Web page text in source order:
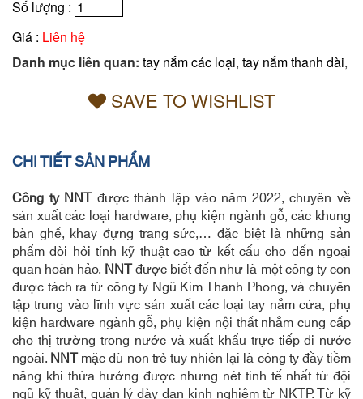
Số lượng :
Giá : Liên hệ
Danh mục liên quan: tay nắm các loại, tay nắm thanh dài,
SAVE TO WISHLIST
CHI TIẾT SẢN PHẨM
Công ty NNTđược thành lập vào năm 2022, chuyên về
sản xuất các loại hardware, phụ kiện ngành gỗ, các khung
bàn ghế, khay đựng trang sức,… đặc biệt là những sản
phẩm đòi hỏi tính kỹ thuật cao từ kết cấu cho đến ngoại
quan hoàn hảo. NNTđược biết đến như là một công ty con
được tách ra từ công ty Ngũ Kim Thanh Phong, và chuyên
tập trung vào lĩnh vực sản xuất các loại tay nắm cửa, phụ
kiện hardware ngành gỗ, phụ kiện nội thất nhằm cung cấp
cho thị trường trong nước và xuất khẩu trực tiếp đi nước
ngoài.NNTmặc dù non trẻ tuy nhiên lại là công ty đầy tiềm
năng khi thừa hưởng được nhưng nét tinh tế nhất từ đội
ngũ kỹ thuật, quản lý dày dạn kinh nghiệm từ NKTP. Từ kỹ